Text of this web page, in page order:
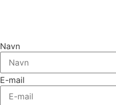
Navn
E-mail